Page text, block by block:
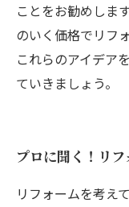
ことをお勧めしま
のいく価格でリフ
これらのアイデア
ていきましょう。
プロに聞く！リ
リフォームを考え